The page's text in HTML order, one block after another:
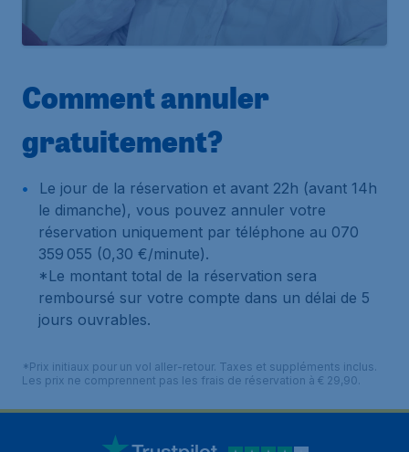
Comment annuler
gratuitement?
Le jour de la réservation et avant 22h (avant 14h
le dimanche), vous pouvez annuler votre
réservation uniquement par téléphone au 070
359 055 (0,30 €/minute).
*Le montant total de la réservation sera
remboursé sur votre compte dans un délai de 5
jours ouvrables.
*Prix initiaux pour un vol aller-retour. Taxes et suppléments inclus.
Les prix ne comprennent pas les frais de réservation à € 29,90.